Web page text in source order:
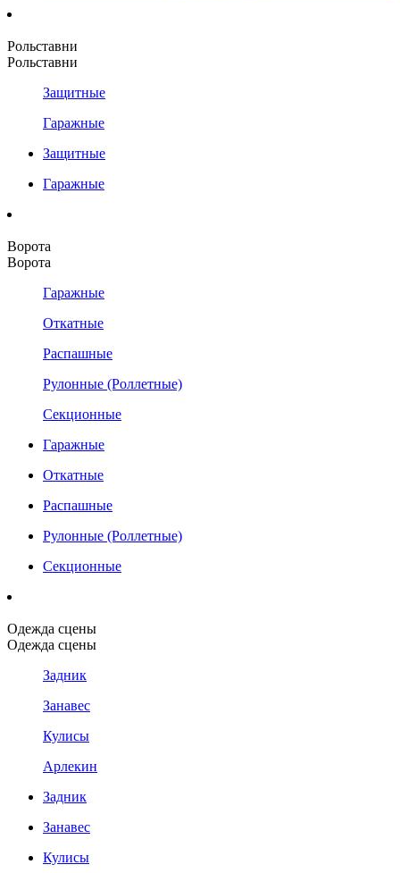
Рольставни
Рольставни
Защитные
Гаражные
Защитные
Гаражные
Ворота
Ворота
Гаражные
Откатные
Распашные
Рулонные (Роллетные)
Секционные
Гаражные
Откатные
Распашные
Рулонные (Роллетные)
Секционные
Одежда сцены
Одежда сцены
Задник
Занавес
Кулисы
Арлекин
Задник
Занавес
Кулисы